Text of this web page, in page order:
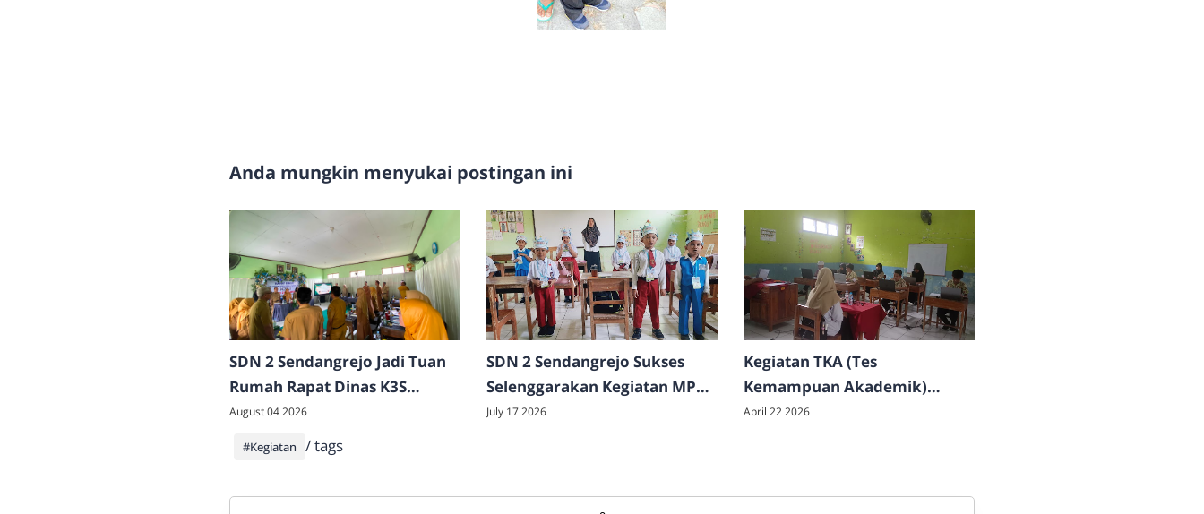
Anda mungkin menyukai postingan ini
SDN 2 Sendangrejo Jadi Tuan
Rumah Rapat Dinas K3S
Kecamatan Klego, Tampilkan
Beragam Potensi dan Prestasi
Sekolah
August 04 2026
SDN 2 Sendangrejo Sukses
Selenggarakan Kegiatan MPLS
Ramah Tahun Ajaran
July 17 2026
Kegiatan TKA (Tes
Kemampuan Akademik)
Tahun 2026
April 22 2026
/ tags
#Kegiatan